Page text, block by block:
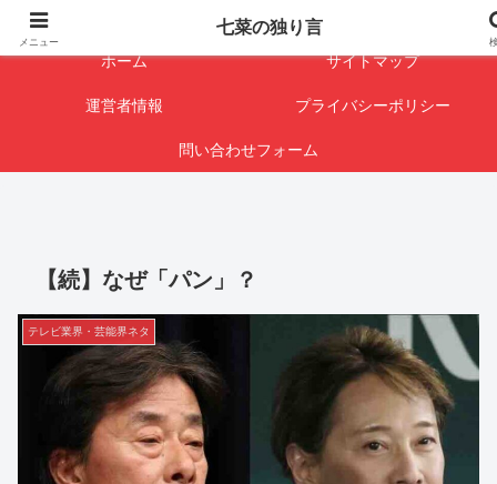
闇を暴けば･･･表になります
ホーム サイトマップ
運営者情報 プライバシーポリシー
問い合わせフォーム
【続】なぜ「パン」？
テレビ業界・芸能界ネタ
メニュー
七菜の独り言